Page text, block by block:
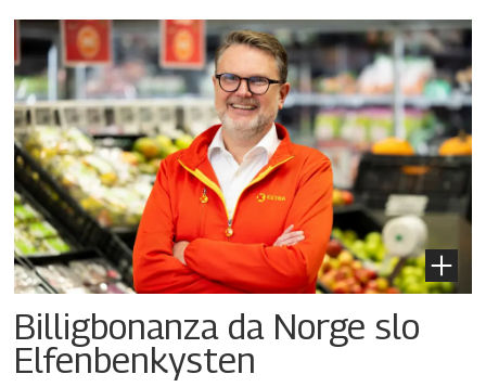
Billigbonanza da Norge slo
Elfenbenkysten